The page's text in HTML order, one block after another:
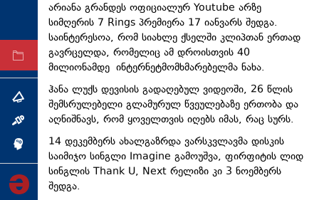
ტაბლოიდი
არქივი
თემა
ინტერვიუ
ინქვიზიცია
არიანა გრანდეს ოფიციალურ Youtube არზე
სიმღერის 7 Rings პრემიერა 17 იანვარს შედგა.
საინტერესოა, რომ სიახლე ქსელში კლიპთან ერთად
გავრცელდა, რომელიც ამ დროისთვის 40
მილიონამდე ინტერნეტმომხმარებელმა ნახა.
ჰანა ლუქს დევისის გადაღებულ ვიდეოში, 26 წლის
შემსრულებელი გლამურულ წვეულებაზე ერთობა და
აღნიშნავს, რომ ყოველთვის იღებს იმას, რაც სურს.
14 დეკემბერს ახალგაზრდა ვარსკვლავმა დისკის
საიმიჯო სინგლი Imagine გამოუშვა, ფირფიტის ლიდ
სინგლის Thank U, Next რელიზი კი 3 ნოემბერს
შედგა.